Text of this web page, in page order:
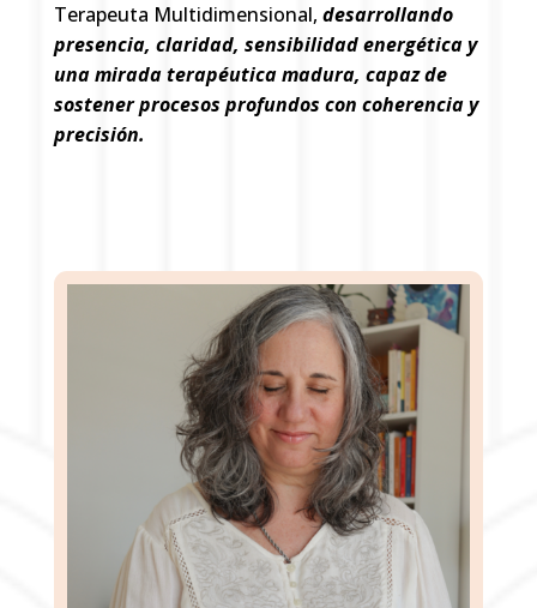
Terapeuta Multidimensional, desarrollando
presencia, claridad, sensibilidad energética y
una mirada terapéutica madura, capaz de
sostener procesos profundos con coherencia y
precisión.